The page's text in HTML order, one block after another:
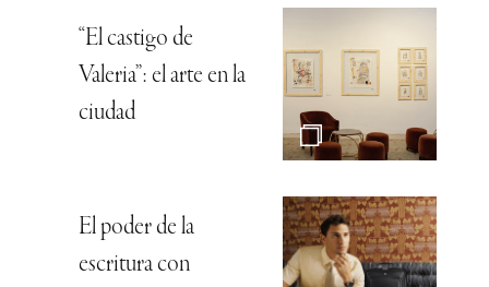
“El castigo de
Valeria”: el arte en la
ciudad
El poder de la
escritura con